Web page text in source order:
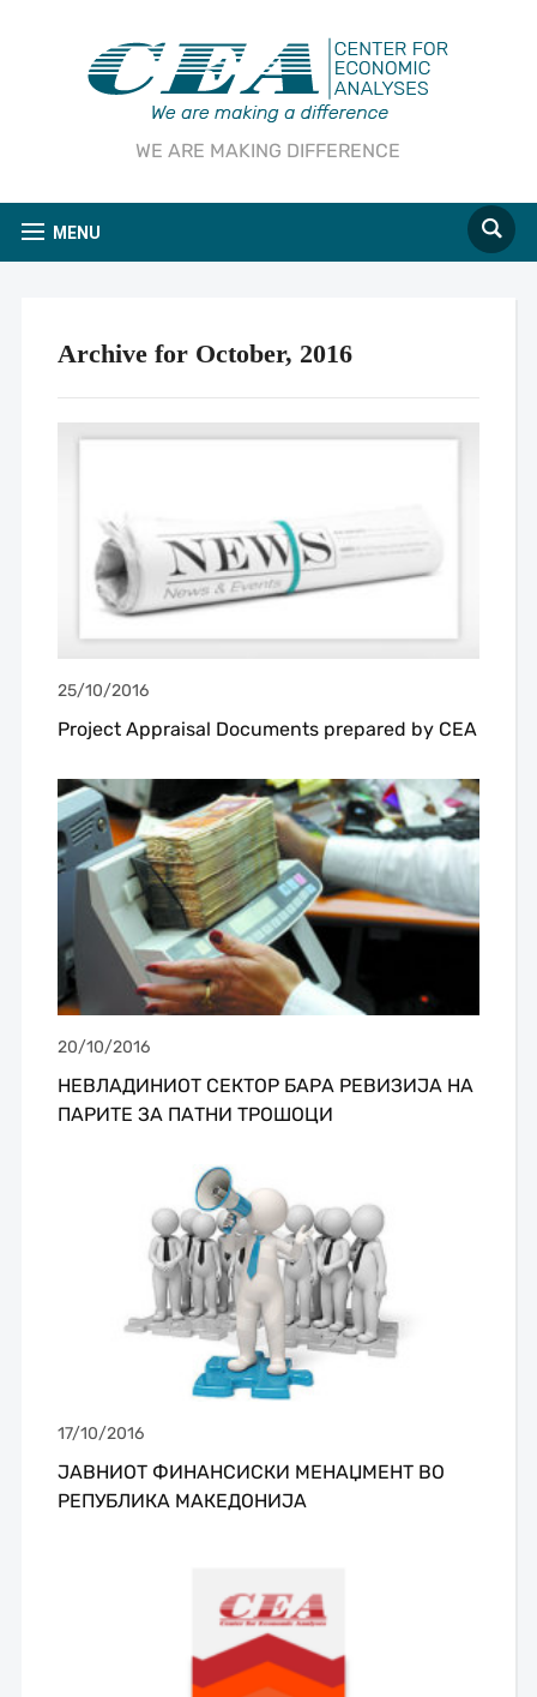
WE ARE MAKING DIFFERENCE
MENU
Archive for October, 2016
25/10/2016
Project Appraisal Documents prepared by CEA
20/10/2016
НЕВЛАДИНИОТ СЕКТОР БАРА РЕВИЗИЈА НА
ПАРИТЕ ЗА ПАТНИ ТРОШОЦИ
17/10/2016
ЈАВНИОТ ФИНАНСИСКИ МЕНАЏМЕНТ ВО
РЕПУБЛИКА МАКЕДОНИЈА